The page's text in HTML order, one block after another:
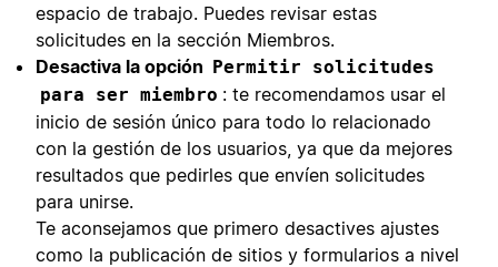
espacio de trabajo. Puedes revisar estas
solicitudes en la sección Miembros.
Desactiva la opción Permitir solicitudes
para ser miembro : te recomendamos usar el
inicio de sesión único para todo lo relacionado
con la gestión de los usuarios, ya que da mejores
resultados que pedirles que envíen solicitudes
para unirse.
Te aconsejamos que primero desactives ajustes
como la publicación de sitios y formularios a nivel